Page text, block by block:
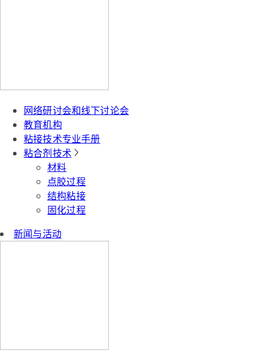
网络研讨会和线下讨论会
教育机构
粘接技术专业手册
粘合剂技术
材料
点胶过程
结构粘接
固化过程
新闻与活动